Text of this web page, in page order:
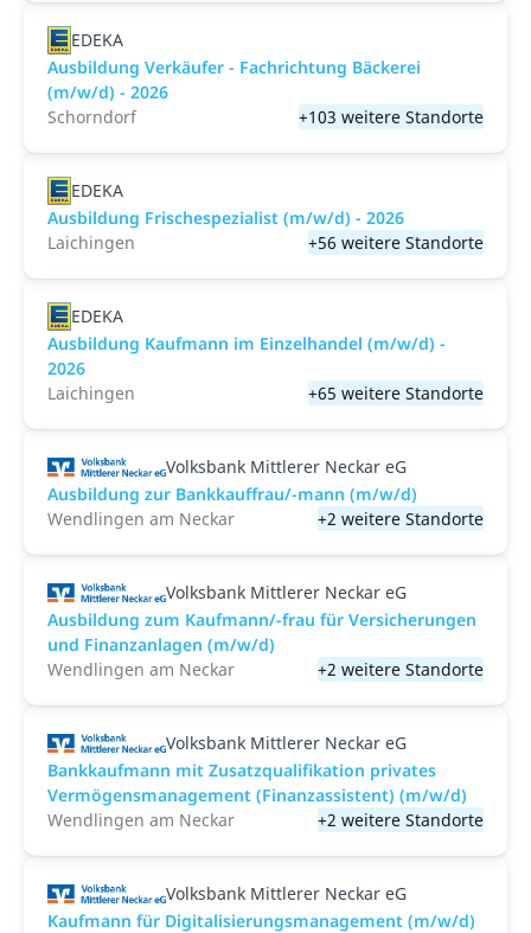
EDEKA
Ausbildung Verkäufer - Fachrichtung Bäckerei
(m/w/d) - 2026
Schorndorf
+103 weitere Standorte
EDEKA
Ausbildung Frischespezialist (m/w/d) - 2026
Laichingen
+56 weitere Standorte
EDEKA
Ausbildung Kaufmann im Einzelhandel (m/w/d) -
2026
Laichingen
+65 weitere Standorte
Volksbank Mittlerer Neckar eG
Ausbildung zur Bankkauffrau/-mann (m/w/d)
Wendlingen am Neckar
+2 weitere Standorte
Volksbank Mittlerer Neckar eG
Ausbildung zum Kaufmann/-frau für Versicherungen
und Finanzanlagen (m/w/d)
Wendlingen am Neckar
+2 weitere Standorte
Volksbank Mittlerer Neckar eG
Bankkaufmann mit Zusatzqualifikation privates
Vermögensmanagement (Finanzassistent) (m/w/d)
Wendlingen am Neckar
+2 weitere Standorte
Volksbank Mittlerer Neckar eG
Kaufmann für Digitalisierungsmanagement (m/w/d)